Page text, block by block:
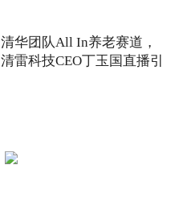
清华团队All In养老赛道，
清雷科技CEO丁玉国直播引